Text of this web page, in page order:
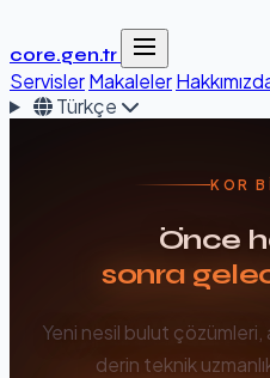
core.gen.tr
ServislerMakaleler
Türkçe
KOR
Önce
sonra
Yeni nesil bulut
derin teknik